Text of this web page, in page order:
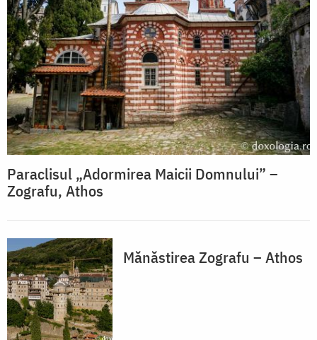
Paraclisul „Adormirea Maicii Domnului” –
Zografu, Athos
Mănăstirea Zografu – Athos